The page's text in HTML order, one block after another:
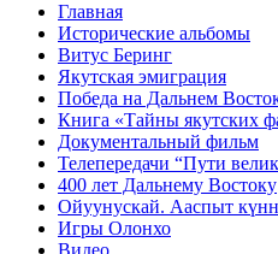
Главная
Исторические альбомы
Витус Беринг
Якутская эмиграция
Победа на Дальнем
Книга «Тайны якутских
Документальный фильм
Телепередачи “Пути
400 лет Дальнему Востоку
Ойуунускай. Ааспыт
Игры Олонхо
Видео